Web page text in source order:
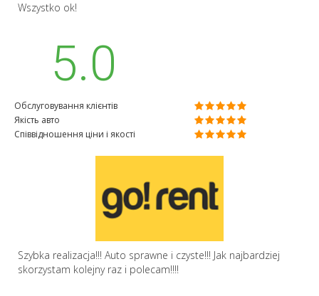
Wszystko ok!
5.0
Обслуговування клієнтів
Якість авто
Співвідношення ціни і якості
Szybka realizacja!!! Auto sprawne i czyste!!! Jak najbardziej
skorzystam kolejny raz i polecam!!!!